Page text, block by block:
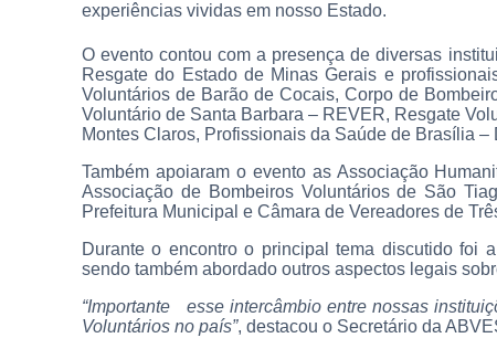
experiências vividas em nosso Estado.
O evento contou com a presença de diversas
Resgate do Estado de Minas Gerais e
Voluntários de Barão de Cocais, Corpo de
Voluntário de Santa Barbara – REVER, Resgate
Montes Claros, Profissionais da Saúde de Brasília –
Também apoiaram o evento as Associação
Associação de Bombeiros Voluntários de São
Prefeitura Municipal e Câmara de Vereadores de
Durante o encontro o principal tema discutido foi
sendo também abordado outros aspectos legais
“Importante
esse intercâmbio entre nossas
Voluntários no país”, destacou o Secretário da